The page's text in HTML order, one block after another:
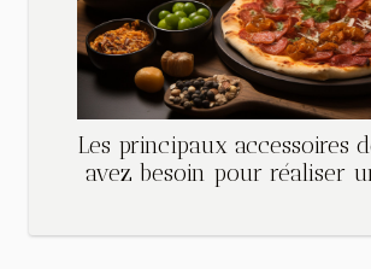
Les principaux accessoires
avez besoin pour réaliser